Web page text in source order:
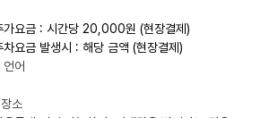
가요금 : 시간당 20,000원 (현장결제)
요금 발생시 : 해당 금액 (현장결제)
어
소